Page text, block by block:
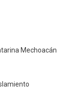
Mechoacán